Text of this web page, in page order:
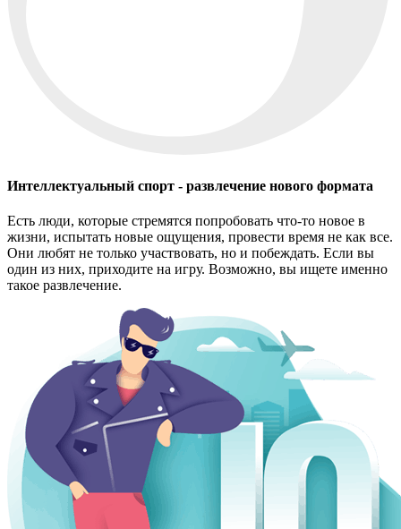
Интеллектуальный спорт - развлечение нового формата
Есть люди, которые стремятся попробовать что-то новое в
жизни, испытать новые ощущения, провести время не как все.
Они любят не только участвовать, но и побеждать. Если вы
один из них, приходите на игру. Возможно, вы ищете именно
такое развлечение.